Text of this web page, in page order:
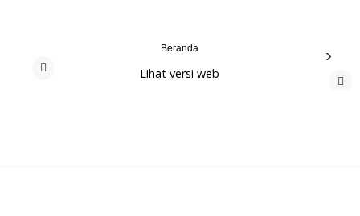
›
Beranda
Lihat versi web